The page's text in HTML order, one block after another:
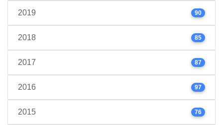
2019 90
2018 85
2017 87
2016 97
2015 76